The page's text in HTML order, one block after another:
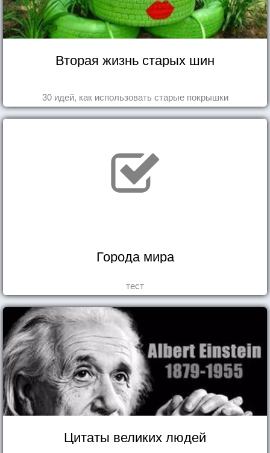
Вторая жизнь старых шин
30 идей, как использовать старые покрышки
Города мира
тест
Цитаты великих людей